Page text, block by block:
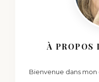
À PROPOS
Bienvenue dans mon